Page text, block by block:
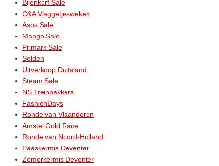
Bijenkorf Sale
C&A Vlaggetjesweken
Asos Sale
Mango Sale
Primark Sale
Solden
Uitverkoop Duitsland
Steam Sale
NS Treinpakkers
FashionDays
Ronde van Vlaanderen
Amstel Gold Race
Ronde van Noord-Holland
Paaskermis Deventer
Zomerkermis Deventer